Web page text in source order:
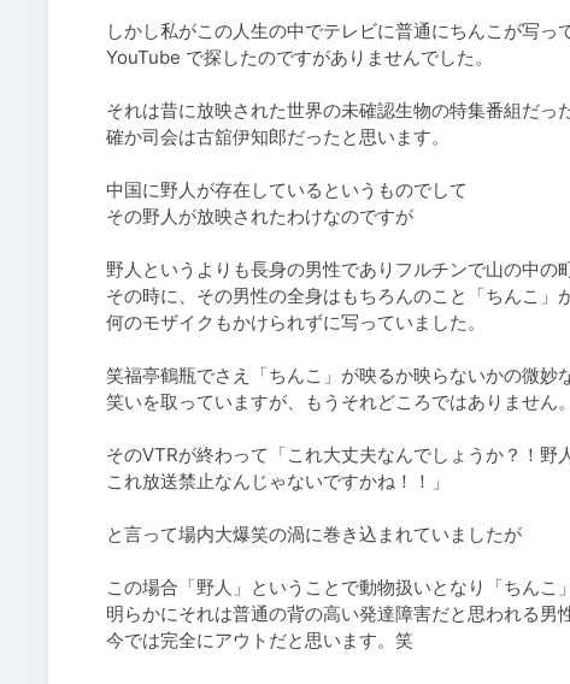
しかし私がこの人生の中でテレビに普通にちんこが写っ
YouTube で探したのですがありませんでした。
それは昔に放映された世界の未確認生物の特集番組だっ
確か司会は古舘伊知郎だったと思います。
中国に野人が存在しているというものでして
その野人が放映されたわけなのですが
野人というよりも長身の男性でありフルチンで山の中の
その時に、その男性の全身はもちろんのこと「ちんこ」
何のモザイクもかけられずに写っていました。
笑福亭鶴瓶でさえ「ちんこ」が映るか映らないかの微妙
笑いを取っていますが、もうそれどころではありません。
そのVTRが終わって「これ大丈夫なんでしょうか？！野
これ放送禁止なんじゃないですかね！！」
と言って場内大爆笑の渦に巻き込まれていましたが
この場合「野人」ということで動物扱いとなり「ちんこ
明らかにそれは普通の背の高い発達障害だと思われる男
今では完全にアウトだと思います。笑